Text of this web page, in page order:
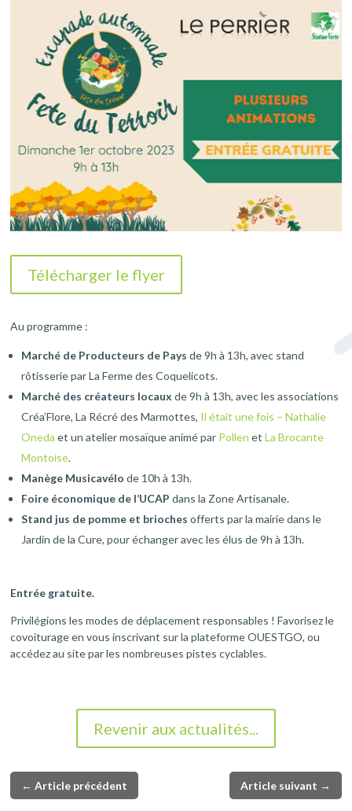
Télécharger le flyer
Au programme :
Marché de Producteurs de Pays de 9h à 13h, avec stand
rôtisserie par La Ferme des Coquelicots.
Marché des créateurs locaux de 9h à 13h, avec les associations
Créa’Flore, La Récré des Marmottes, Il était une fois – Nathalie
Oneda et un atelier mosaïque animé par Pollen etLa Brocante
Montoise.
Manège Musicavélo de 10h à 13h.
Foire économique de l’UCAP dans la Zone Artisanale.
Stand jus de pomme et brioches offerts par la mairie dans le
Jardin de la Cure, pour échanger avec les élus de 9h à 13h.
Entrée gratuite.
Privilégions les modes de déplacement responsables ! Favorisez le
covoiturage en vous inscrivant sur la plateforme OUESTGO, ou
accédez au site par les nombreuses pistes cyclables.
Revenir aux actualités...
←Article précédent Article suivant →